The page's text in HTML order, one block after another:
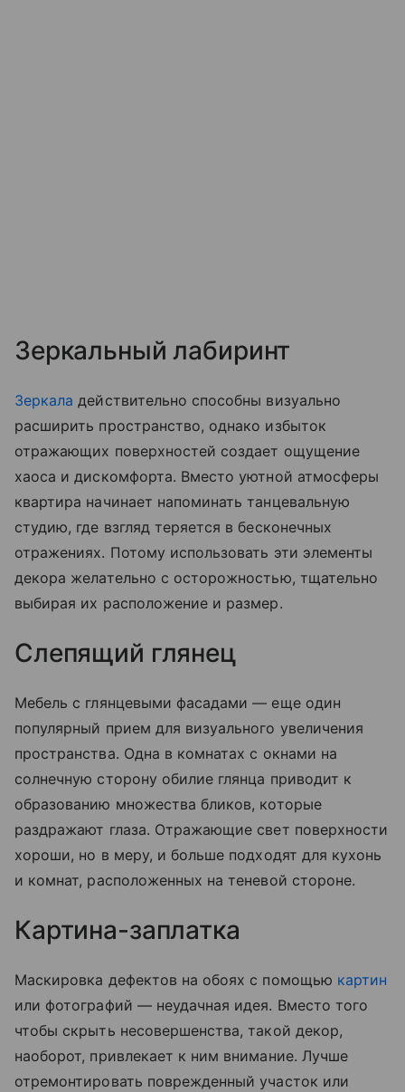
Зеркальный лабиринт
Зеркала действительно способны визуально
расширить пространство, однако избыток
отражающих поверхностей создает ощущение
хаоса и дискомфорта. Вместо уютной атмосферы
квартира начинает напоминать танцевальную
студию, где взгляд теряется в бесконечных
отражениях. Потому использовать эти элементы
декора желательно с осторожностью, тщательно
выбирая их расположение и размер.
Слепящий глянец
Мебель с глянцевыми фасадами — еще один
популярный прием для визуального увеличения
пространства. Одна в комнатах с окнами на
солнечную сторону обилие глянца приводит к
образованию множества бликов, которые
раздражают глаза. Отражающие свет поверхности
хороши, но в меру, и больше подходят для кухонь
и комнат, расположенных на теневой стороне.
Картина-заплатка
Маскировка дефектов на обоях с помощью картин
или фотографий — неудачная идея. Вместо того
чтобы скрыть несовершенства, такой декор,
наоборот, привлекает к ним внимание. Лучше
отремонтировать поврежденный участок или